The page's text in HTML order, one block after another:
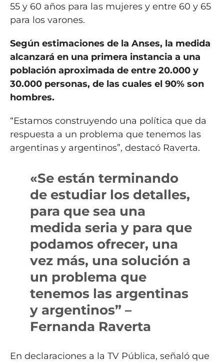
55 y 60 años para las mujeres y entre 60 y 65
para los varones.
Según estimaciones de la Anses, la medida
alcanzará en una primera instancia a una
población aproximada de entre 20.000 y
30.000 personas, de las cuales el 90% son
hombres.
“Estamos construyendo una política que da
respuesta a un problema que tenemos las
argentinas y argentinos”, destacó Raverta.
«Se están terminando
de estudiar los detalles,
para que sea una
medida seria y para que
podamos ofrecer, una
vez más, una solución a
un problema que
tenemos las argentinas
y argentinos” –
Fernanda Raverta
En declaraciones a la TV Pública, señaló que